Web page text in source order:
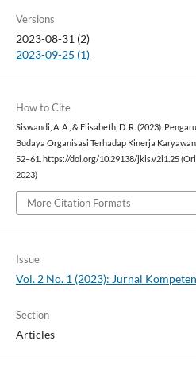
Versions
2023-08-31 (2)
2023-09-25 (1)
How to Cite
Siswandi, A. A., & Elisabeth, D. R. (2023).
Budaya Organisasi Terhadap Kinerja Karyawan.
52–61. https://doi.org/10.29138/jkis.v2i1.25
2023)
More Citation Formats
Issue
Vol. 2 No. 1 (2023): Jurnal
Section
Articles